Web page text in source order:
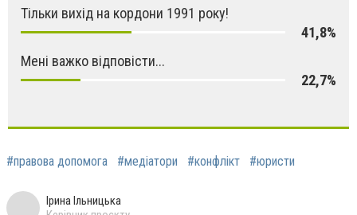
Тільки вихід на кордони 1991 року!
41,8%
Мені важко відповісти...
22,7%
#правова допомога #медіатори #конфлікт #юристи
Ірина Ільницька